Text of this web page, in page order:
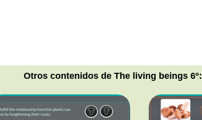
Otros contenidos de The living beings 6º: